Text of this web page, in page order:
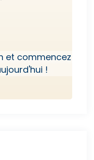
et commencez
!